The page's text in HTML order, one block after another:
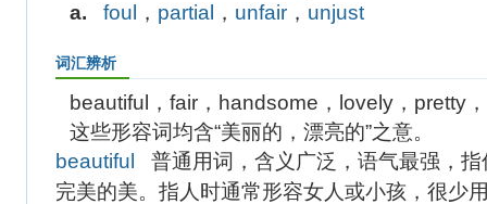
a.
foul ， partial ， unfair ， unjust
词汇辨析
beautiful，fair，handsome，lovely，pretty
这些形容词均含“美丽的，漂亮的”之意。
beautiful
普通用词，含义广泛，语气最强，
完美的美。指人时通常形容女人或小孩，很少